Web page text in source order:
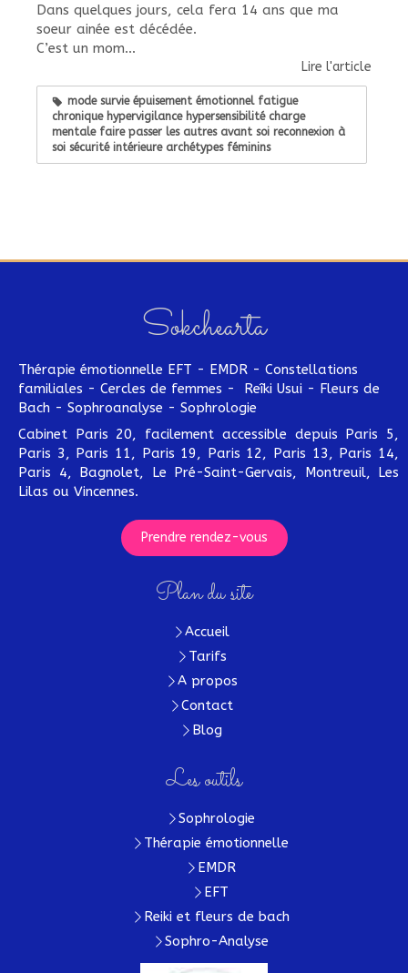
Dans quelques jours, cela fera 14 ans que ma
soeur ainée est décédée.
C’est un mom...
Lire l'article
mode survie épuisement émotionnel fatigue
chronique hypervigilance hypersensibilité charge
mentale faire passer les autres avant soi reconnexion à
soi sécurité intérieure archétypes féminins
Sokchearta
Thérapie émotionnelle EFT - EMDR - Constellations
familiales - Cercles de femmes - Reîki Usui - Fleurs de
Bach - Sophroanalyse - Sophrologie
Cabinet Paris 20, facilement accessible depuis Paris 5,
Paris 3, Paris 11, Paris 19, Paris 12, Paris 13, Paris 14,
Paris 4, Bagnolet, Le Pré-Saint-Gervais, Montreuil, Les
Lilas ou Vincennes.
Prendre rendez-vous
Plan du site
Accueil
Tarifs
A propos
Contact
Blog
Les outils
Sophrologie
Thérapie émotionnelle
EMDR
EFT
Reiki et fleurs de bach
Sophro-Analyse